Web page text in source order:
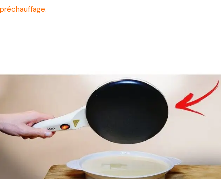
préchauffage.